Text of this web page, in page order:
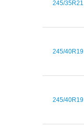
245/35R21
245/40R19
245/40R19